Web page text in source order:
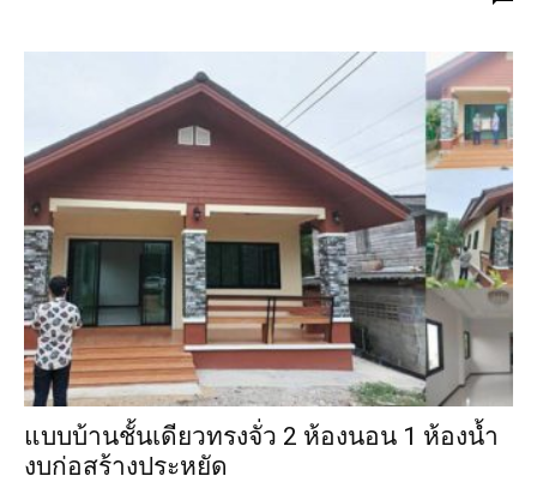
แบบบ้านชั้นเดียวทรงจั่ว 2 ห้องนอน 1 ห้องน้ำ
งบก่อสร้างประหยัด